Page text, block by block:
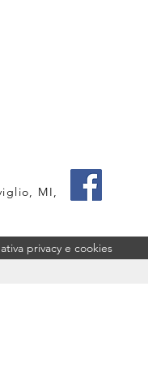
MI,
privacy e cookies